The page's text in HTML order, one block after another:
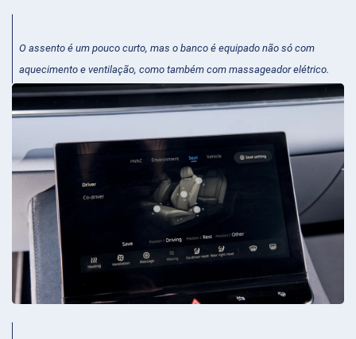
O assento é um pouco curto, mas o banco é equipado não só com
aquecimento e ventilação, como também com massageador elétrico.